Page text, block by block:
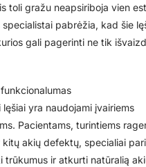
toli gražu neapsiriboja vien
pabrėžia, kad šie
gali pagerinti ne tik
yra naudojami įvairiems
Pacientams, turintiems
akių defektų, specialiai
trūkumus ir atkurti natūralią